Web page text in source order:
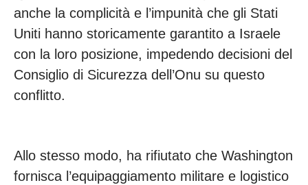
anche la complicità e l’impunità che gli Stati
Uniti hanno storicamente garantito a Israele
con la loro posizione, impedendo decisioni del
Consiglio di Sicurezza dell’Onu su questo
conflitto.
Allo stesso modo, ha rifiutato che Washington
fornisca l’equipaggiamento militare e logistico